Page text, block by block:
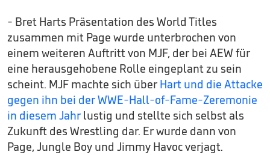
- Bret Harts Präsentation des World Titles
zusammen mit Page wurde unterbrochen von
einem weiteren Auftritt von MJF, der bei AEW für
eine herausgehobene Rolle eingeplant zu sein
scheint. MJF machte sich über Hart und die Attacke
gegen ihn bei der WWE-Hall-of-Fame-Zeremonie
in diesem Jahr lustig und stellte sich selbst als
Zukunft des Wrestling dar. Er wurde dann von
Page, Jungle Boy und Jimmy Havoc verjagt.